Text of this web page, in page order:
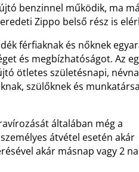
benzinnel működik, ma
Zippo belső rész is
férfiaknak és nőknek
és megbízhatóságot. Az
ötletes születésnapi,
szülőknek és
általában még a
átvétel esetén akár
akár másnap vagy 2